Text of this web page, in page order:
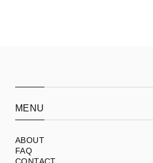
MENU
ABOUT
FAQ